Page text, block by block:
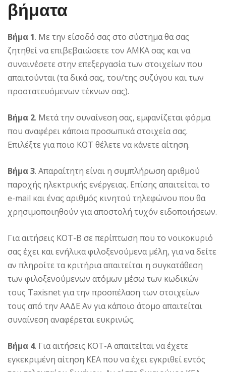
βήματα
Βήμα 1. Με την είσοδό σας στο σύστημα θα σας
ζητηθεί να επιβεβαιώσετε τον ΑΜΚΑ σας και να
συναινέσετε στην επεξεργασία των στοιχείων που
απαιτούνται (τα δικά σας, του/της συζύγου και των
προστατευόμενων τέκνων σας).
Βήμα 2. Μετά την συναίνεση σας, εμφανίζεται φόρμα
που αναφέρει κάποια προσωπικά στοιχεία σας.
Επιλέξτε για ποιο ΚΟΤ θέλετε να κάνετε αίτηση.
Βήμα 3. Απαραίτητη είναι η συμπλήρωση αριθμού
παροχής ηλεκτρικής ενέργειας. Επίσης απαιτείται το
e-mail και ένας αριθμός κινητού τηλεφώνου που θα
χρησιμοποιηθούν για αποστολή τυχόν ειδοποιήσεων.
Για αιτήσεις ΚΟΤ-Β σε περίπτωση που το νοικοκυριό
σας έχει και ενήλικα φιλοξενούμενα μέλη, για να δείτε
αν πληροίτε τα κριτήρια απαιτείται η συγκατάθεση
των φιλοξενούμενων ατόμων μέσω των κωδικών
τους Taxisnet για την προσπέλαση των στοιχείων
τους από την ΑΑΔΕ Αν για κάποιο άτομο απαιτείται
συναίνεση αναφέρεται ευκρινώς.
Βήμα 4. Για αιτήσεις ΚΟΤ-Α απαιτείται να έχετε
εγκεκριμένη αίτηση ΚΕΑ που να έχει εγκριθεί εντός